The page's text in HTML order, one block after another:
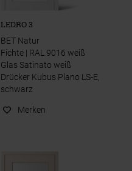
LEDRO 3
BET Natur
Fichte | RAL 9016 weiß
Glas Satinato weiß
Drücker Kubus Plano LS-E,
schwarz
Merken